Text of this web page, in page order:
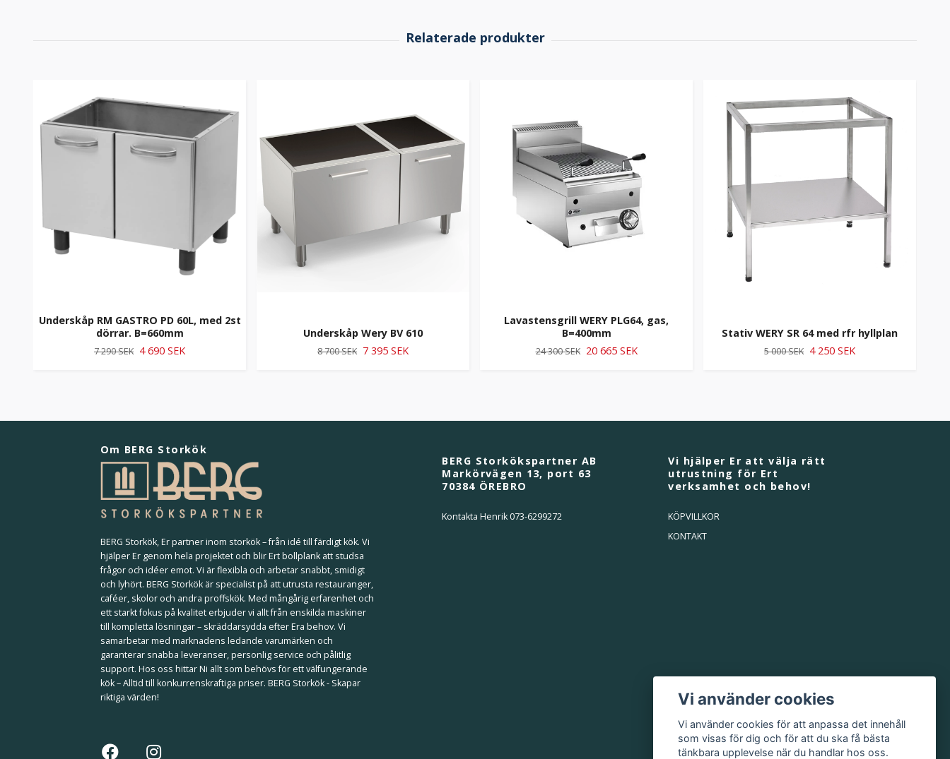
Underskåp RM GASTRO PD 60L, med 2st
dörrar. B=660mm
7 290 SEK 4 690 SEK
Underskåp Wery BV 610
8 700 SEK 7 395 SEK
Lavastensgrill WERY PLG64, gas,
B=400mm
24 300 SEK 20 665 SEK
Stativ WERY SR 64 med rfr hyllplan
5 000 SEK 4 250 SEK
Om BERG Storkök
BERG Storkök, Er partner inom storkök – från idé till färdigt kök. Vi
hjälper Er genom hela projektet och blir Ert bollplank att studsa
frågor och idéer emot. Vi är flexibla och arbetar snabbt, smidigt
och lyhört. BERG Storkök är specialist på att utrusta restauranger,
caféer, skolor och andra proffskök. Med mångårig erfarenhet och
ett starkt fokus på kvalitet erbjuder vi allt från enskilda maskiner
till kompletta lösningar – skräddarsydda efter Era behov. Vi
samarbetar med marknadens ledande varumärken och
garanterar snabba leveranser, personlig service och pålitlig
support. Hos oss hittar Ni allt som behövs för ett välfungerande
kök – Alltid till konkurrenskraftiga priser. BERG Storkök - Skapar
riktiga värden!
BERG Storkökspartner AB
Markörvägen 13, port 63
70384 ÖREBRO
Kontakta Henrik 073-6299272
Vi hjälper Er att välja rätt
utrustning för Ert
verksamhet och behov!
KÖPVILLKOR
KONTAKT
Vi använder cookies
Vi använder cookies för att anpassa det innehåll
som visas för dig och för att du ska få bästa
tänkbara upplevelse när du handlar hos oss.